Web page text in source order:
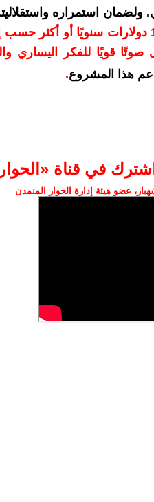
ولضمان استمراره
بدعمكم بمبلغ 10 دولارات سنويًا
صوتًا قويًا للفكر اليساري
هذا المشروع.
اشترك في قناة
عضو هيئة إدارة الحوار المتمدن